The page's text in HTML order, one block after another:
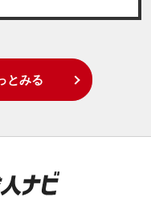
とみる